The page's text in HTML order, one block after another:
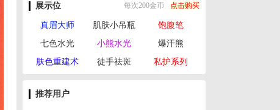
展示位 每次200金币 点击购买
真眉大师 肌肤小吊瓶
饱腹笔
七色水光
小熊水光
爆汗熊
肤色重建术
徒手祛斑 私护系列
推荐用户